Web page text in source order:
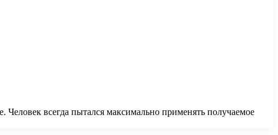
всегда пытался максимально применять получаемое